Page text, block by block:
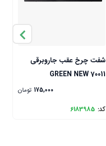
شفت چرخ عقب جاروبرقی
GREEN NEW 70011
175,000 تومان
کد: 6183985